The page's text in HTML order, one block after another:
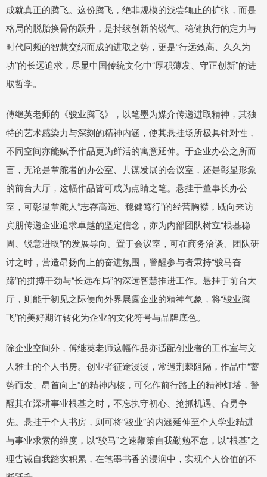
成就真正的腾飞。这份腾飞，绝非规模的浅尝辄止的扩张，而是
格局的脱胎换骨的跃升，是持续创新的锐气、稳健执行的定力与
时代同频的智慧交织而成的进取之势，更是“行远致高、久久为
功”的长远追求，尽显中国传统文化中“厚积薄发、守正创新”的进
取哲学。
傅继英老师的《骏业腾飞》，以笔墨为媒介传递进取精神，其独
特的艺术感染力与深刻的精神内涵，使其悬挂场所极具针对性，
不同空间亦能赋予作品更为鲜活的寓意延伸。于企业办公之所而
言，无论是掌舵者的办公室、共谋发展的会议室，还是彰显形象
的前台大厅，这幅作品皆可成为点睛之笔。悬挂于董事长办公
室，可彰显掌舵人“志存高远、稳健笃行”的经营胸襟，既向来访
宾朋传递企业追求卓越的坚定信念，亦为内部团队树立“根基稳
固、锐意进取”的发展导向。置于会议室，可在商务洽谈、团队研
讨之时，营造昂扬向上的奋进氛围，警醒参与者秉持“骏马奋
蹄”的拼搏干劲与“长远布局”的深远智慧推进工作。悬挂于前台大
厅，则能于初见之际便向外界展露企业的精神气象，将“骏业腾
飞”的美好期许转化为企业的文化符号与品牌底色。
除企业空间外，傅继英老师这幅作品亦适配创业者的工作室与文
人雅士的个人书房。创业者征途漫漫，常遇荆棘阻隔，作品中“蓄
势而发、昂首向上”的精神内核，可化作前行路上的精神灯塔，警
醒其在深耕事业根基之时，不忘执守初心、抢抓机遇、奋勇争
先。悬挂于个人书房，则可将“骏业”的内涵延伸至个人学业精进
与事业求索的维度，以“骏马”之速鞭策自我勤勉不怠，以“根基”之
理告诫自我踏实积累，在笔墨书香的浸润中，实现个人价值的不